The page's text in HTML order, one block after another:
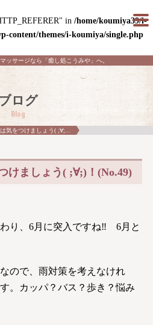
in /home/koumiya39/i-
content/themes/i-koumiya/single.php
ッサージなら「癒し処こうみや」へ。
ログ
Blog
気をつけましょう( ;∀;...
けましょう( ;∀;)！(No.49)
り、6月に突入ですね‼ 6月と
ので、雨対策を考えなけれ
。カッパ？バス？歩き？悩み